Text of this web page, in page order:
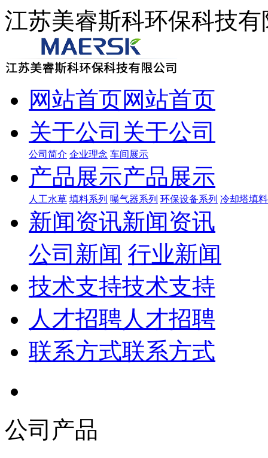
江苏美睿斯科环保科技
网站首页网站首页
关于公司 关于公司
公司简介 企业理念 车间展示
产品展示产品展示
人工水草 填料系列 曝气器系列 环保设备系列 冷却塔填料
新闻资讯新闻资讯
公司新闻 行业新闻
技术支持技术支持
人才招聘人才招聘
联系方式联系方式
公司产品